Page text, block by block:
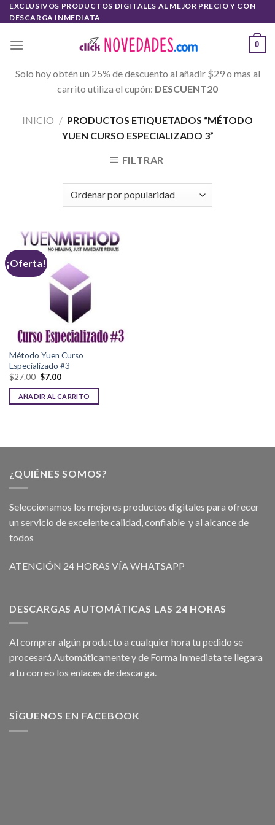
Skip
to
EXCLUSIVOS PRODUCTOS DIGITALES AL MEJOR PRECIO Y CON
DESCARGA INMEDIATA
0
Solo hoy obtén un 25% de descuento al añadir $29 o mas al
carrito utiliza el cupón: DESCUENT20
INICIO / PRODUCTOS ETIQUETADOS “MÉTODO
YUEN CURSO ESPECIALIZADO 3”
FILTRAR
¡Oferta!
Método Yuen Curso
Especializado #3
$27.00 $7.00
AÑADIR AL CARRITO
¿QUIÉNES SOMOS?
Seleccionamos los mejores productos digitales para ofrecer
un servicio de excelente calidad, confiable y al alcance de
todos
ATENCIÓN 24 HORAS VÍA WHATSAPP
DESCARGAS AUTOMÁTICAS LAS 24 HORAS
Al comprar algún producto a cualquier hora tu pedido se
procesará Automáticamente y de Forma Inmediata te llegara
a tu correo los enlaces de descarga.
SÍGUENOS EN FACEBOOK